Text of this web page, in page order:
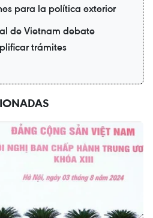
para la política exterior
de Vietnam debate
trámites